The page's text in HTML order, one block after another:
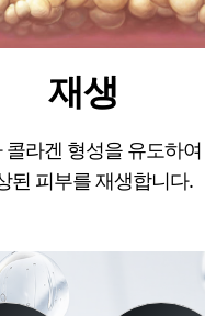
재생
콜라겐 형성을 유도하여
된 피부를 재생합니다.